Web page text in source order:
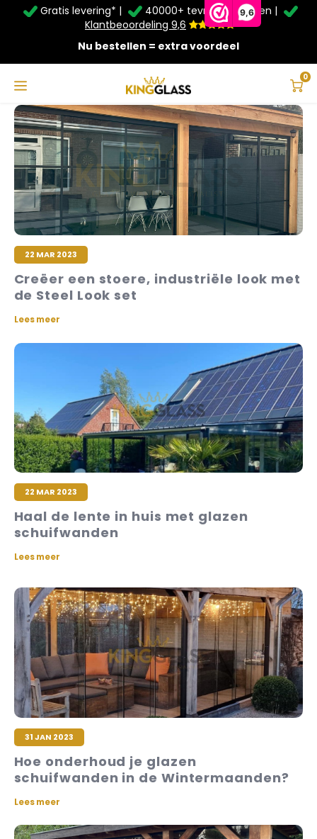
9,6
Service & Contact
Contact
Bezorging
Afhalen
Montage
Betaalmethoden
Garantie
Veelgestelde vragen
Taal
Nederlands
Deutsch
Gratis levering* |
40000+ tevreden klanten |
Klantbeoordeling 9,6
Nu bestellen = extra voordeel
0
Zomer Deals: Tot 20% kortingop schuifwanden en
veranda's +€20extra kassa korting*
22 MAR 2023
Creëer een stoere, industriële look met
de Steel Look set
Lees meer
22 MAR 2023
Haal de lente in huis met glazen
schuifwanden
Lees meer
31 JAN 2023
Hoe onderhoud je glazen
schuifwanden in de Wintermaanden?
Lees meer